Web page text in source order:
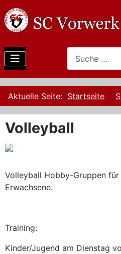
Search
Aktuelle Seite: Startseite
Volleyball
Volleyball Hobby-Gruppen
Erwachsene.
Training:
Kinder/Jugend am Dienstag